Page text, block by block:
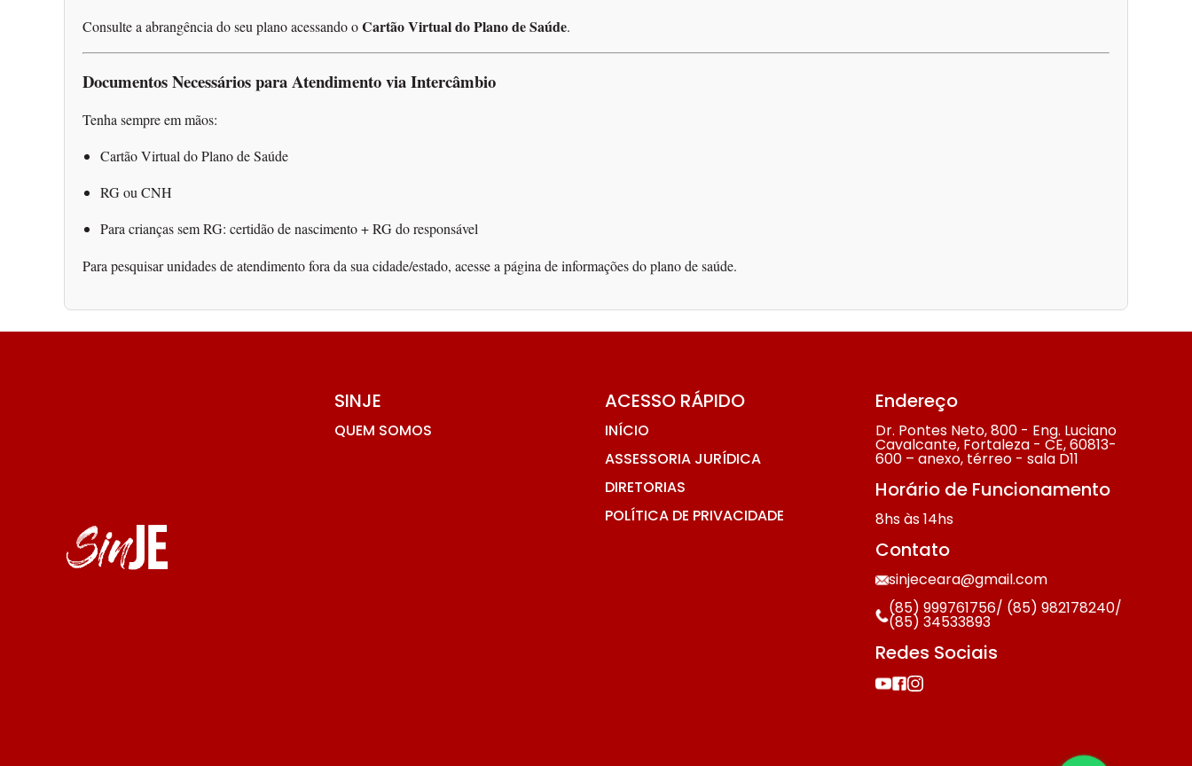
Consulte a abrangência do seu plano acessando oCartão Virtual do Plano de Saúde.
Documentos Necessários para Atendimento via Intercâmbio
Tenha sempre em mãos:
Cartão Virtual do Plano de Saúde
RG ou CNH
Para crianças sem RG: certidão de nascimento + RG do responsável
Para pesquisar unidades de atendimento fora da sua cidade/estado, acesse a página de informações do plano de saúde.
SINJE
QUEM SOMOS
ACESSO RÁPIDO
INÍCIO
ASSESSORIA JURÍDICA
DIRETORIAS
POLÍTICA DE PRIVACIDADE
Endereço
Dr. Pontes Neto, 800 - Eng. Luciano
Cavalcante, Fortaleza - CE, 60813-
600 – anexo, térreo - sala D11
Horário de Funcionamento
8hs às 14hs
Contato
sinjeceara@gmail.com
(85) 999761756/ (85) 982178240/
(85) 34533893
Redes Sociais